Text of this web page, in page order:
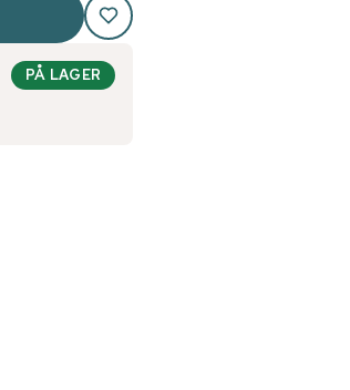
PÅ LAGER